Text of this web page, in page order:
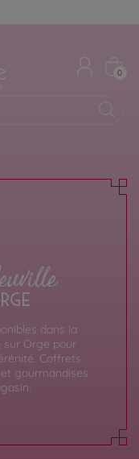
0
dans la
sur Orge pour
Coffrets
gourmandises